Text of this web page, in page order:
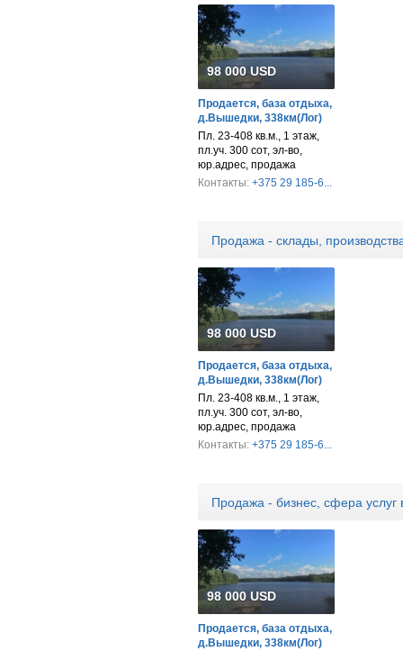
98 000 USD
Продается, база отдыха,
д.Вышедки, 338км(Лог)
Пл. 23-408 кв.м., 1 этаж,
пл.уч. 300 сот, эл-во,
юр.адрес, продажа
Контакты: +375 29 185-6...
Продажа - склады,
98 000 USD
Продается, база отдыха,
д.Вышедки, 338км(Лог)
Пл. 23-408 кв.м., 1 этаж,
пл.уч. 300 сот, эл-во,
юр.адрес, продажа
Контакты: +375 29 185-6...
Продажа - бизнес, сфера услуг
98 000 USD
Продается, база отдыха,
д.Вышедки, 338км(Лог)